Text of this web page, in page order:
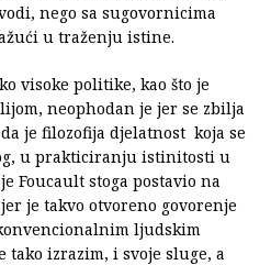
nego sa sugovornicima
u traženju istine.
visoke politike, kao što je
neophodan je jer se zbilja
je filozofija djelatnost koja se
u prakticiranju istinitosti u
Foucault stoga postavio na
je takvo otvoreno govorenje
ljudskim
tako izrazim, i svoje sluge, a